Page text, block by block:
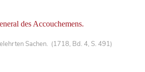
des Accouchemens.
Sachen. (1718, Bd. 4, S. 491)